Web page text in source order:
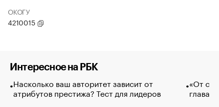
ОКОГУ
4210015
Интересное на РБК
Насколько ваш авторитет зависит от
атрибутов престижа? Тест для лидеров
«От
глава